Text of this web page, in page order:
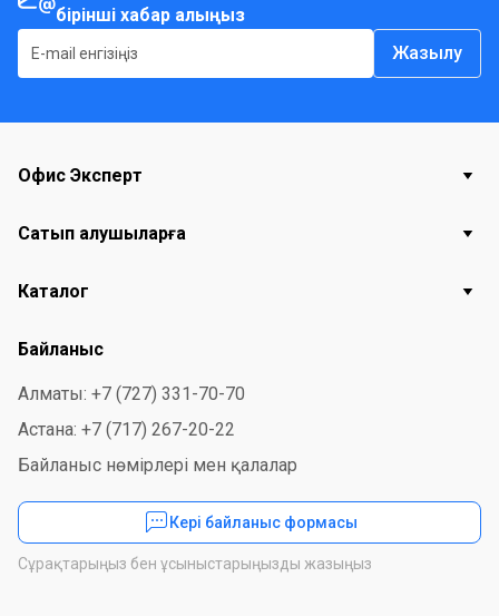
бірінші хабар алыңыз
Жазылу
Офис Эксперт
Сатып алушыларға
Каталог
Байланыс
Алматы: +7 (727) 331-70-70
Астана: +7 (717) 267-20-22
Байланыс нөмірлері мен қалалар
Кері байланыс формасы
Сұрақтарыңыз бен ұсыныстарыңызды жазыңыз